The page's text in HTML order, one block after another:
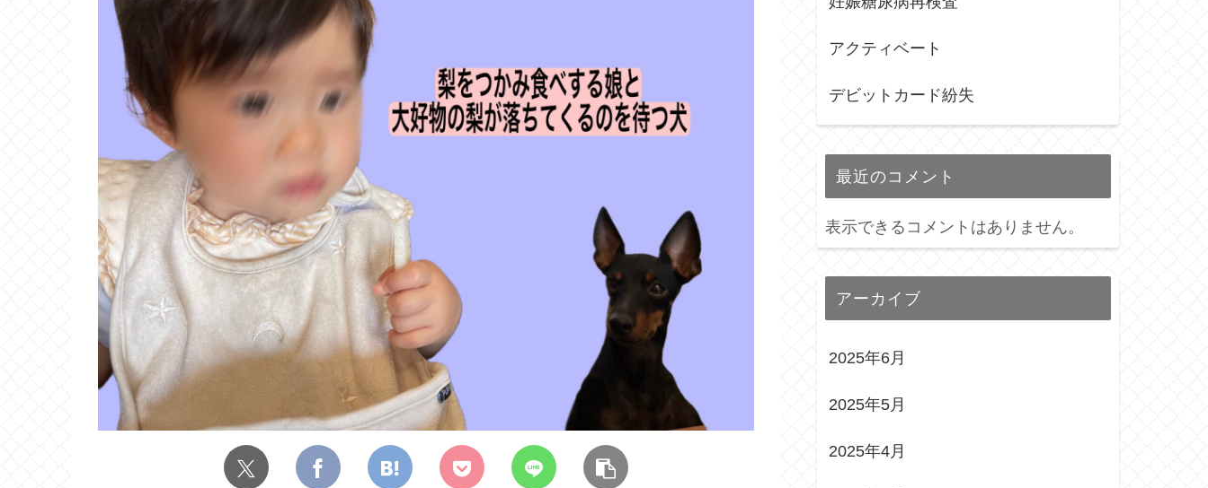
アクティベート
デビットカード紛失
最近のコメント
表示できるコメントはありません。
アーカイブ
2025年6月
2025年5月
2025年4月